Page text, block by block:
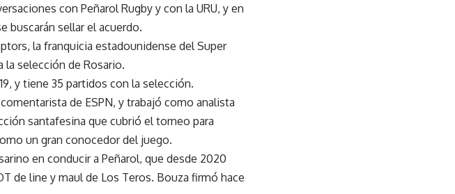
con Peñarol Rugby y con la URU, y en
buscarán sellar el acuerdo.
la franquicia estadounidense del Super
la selección de Rosario.
y tiene 35 partidos con la selección.
de ESPN, y trabajó como analista
santafesina que cubrió el torneo para
un gran conocedor del juego.
en conducir a Peñarol, que desde 2020
de line y maul de Los Teros. Bouza firmó hace